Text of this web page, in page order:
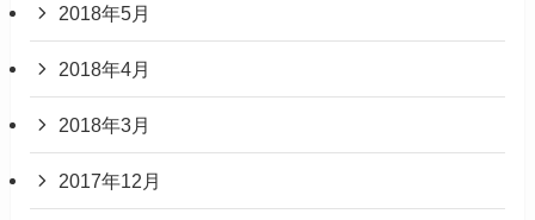
2018年5月
2018年4月
2018年3月
2017年12月